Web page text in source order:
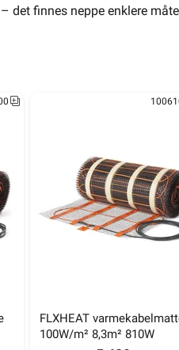
finnes neppe enklere
FLXHEAT
100W/m² 8,3m² 810W